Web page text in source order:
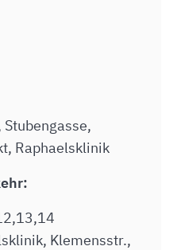
Raphaelsklinik
Klemensstr.,